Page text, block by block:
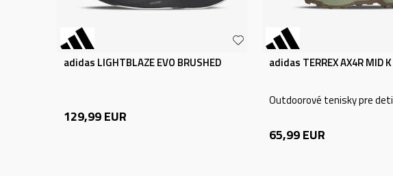
adidas LIGHTBLAZE EVO BRUSHED
129,99EUR
adidas TERREX AX4R MID K
Outdoorové tenisky pre deti
65,99EUR